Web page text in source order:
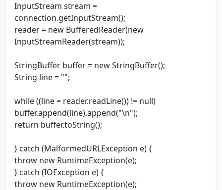
InputStream stream =
connection.getInputStream();
reader = new BufferedReader(new
InputStreamReader(stream));
StringBuffer buffer = new StringBuffer();
String line = "";
while ((line = reader.readLine()) != null)
buffer.append(line).append("\n");
return buffer.toString();
} catch (MalformedURLException e) {
throw new RuntimeException(e);
} catch (IOException e) {
throw new RuntimeException(e);